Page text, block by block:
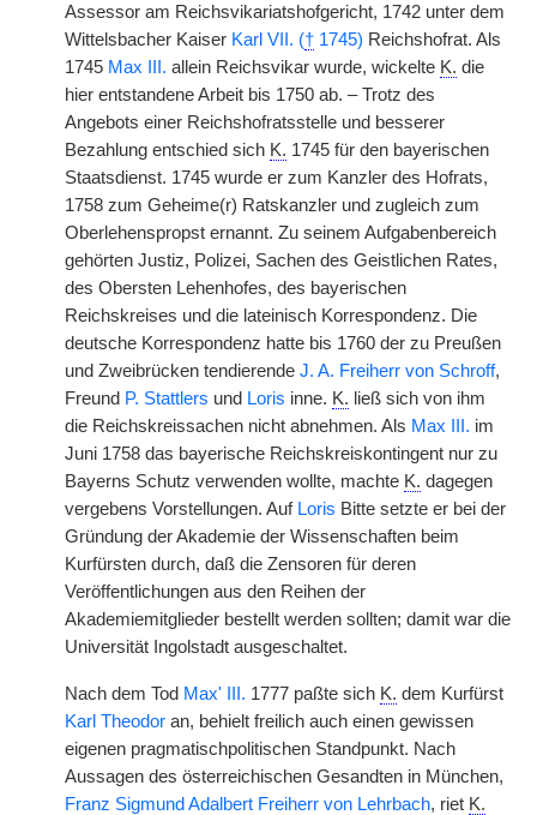
Assessor am Reichsvikariatshofgericht, 1742 unter dem
Wittelsbacher Kaiser Karl VII. († 1745) Reichshofrat. Als
1745 Max III. allein Reichsvikar wurde, wickelte K. die
hier entstandene Arbeit bis 1750 ab. – Trotz des
Angebots einer Reichshofratsstelle und besserer
Bezahlung entschied sich K. 1745 für den bayerischen
Staatsdienst. 1745 wurde er zum Kanzler des Hofrats,
1758 zum Geheime(r) Ratskanzler und zugleich zum
Oberlehenspropst ernannt. Zu seinem Aufgabenbereich
gehörten Justiz, Polizei, Sachen des Geistlichen Rates,
des Obersten Lehenhofes, des bayerischen
Reichskreises und die lateinisch Korrespondenz. Die
deutsche Korrespondenz hatte bis 1760 der zu Preußen
und Zweibrücken tendierende J. A. Freiherr von Schroff,
Freund P. Stattlers und Loris inne. K. ließ sich von ihm
die Reichskreissachen nicht abnehmen. Als Max III. im
Juni 1758 das bayerische Reichskreiskontingent nur zu
Bayerns Schutz verwenden wollte, machte K. dagegen
vergebens Vorstellungen. Auf Loris Bitte setzte er bei der
Gründung der Akademie der Wissenschaften beim
Kurfürsten durch, daß die Zensoren für deren
Veröffentlichungen aus den Reihen der
Akademiemitglieder bestellt werden sollten; damit war die
Universität Ingolstadt ausgeschaltet.
Nach dem Tod Max' III. 1777 paßte sich K. dem Kurfürst
Karl Theodor an, behielt freilich auch einen gewissen
eigenen pragmatischpolitischen Standpunkt. Nach
Aussagen des österreichischen Gesandten in München,
Franz Sigmund Adalbert Freiherr von Lehrbach, riet K.